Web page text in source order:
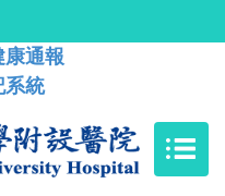
康通報
系統